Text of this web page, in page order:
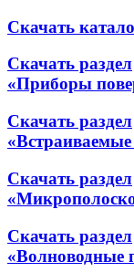
Скачать
Скачать раздел
«Приборы
Скачать раздел
Скачать раздел
Скачать раздел
«Волноводные